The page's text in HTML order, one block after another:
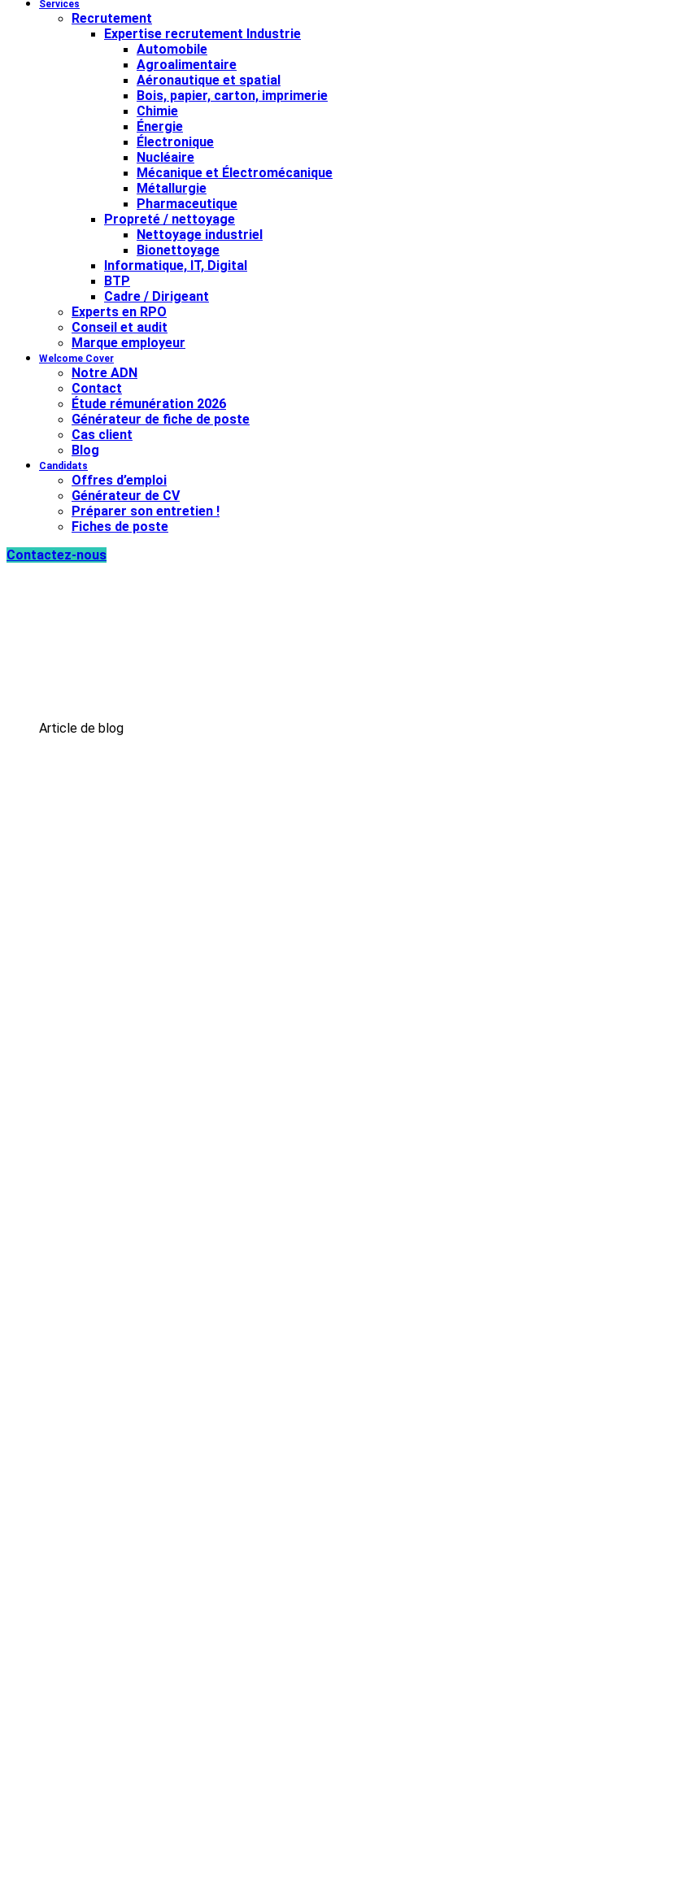
Services
Recrutement
Expertise recrutement Industrie
Automobile
Agroalimentaire
Aéronautique et spatial
Bois, papier, carton, imprimerie
Chimie
Énergie
Électronique
Nucléaire
Mécanique et Électromécanique
Métallurgie
Pharmaceutique
Propreté / nettoyage
Nettoyage industriel
Bionettoyage
Informatique, IT, Digital
BTP
Cadre / Dirigeant
Experts en RPO
Conseil et audit
Marque employeur
Welcome Cover
Notre ADN
Contact
Étude rémunération 2026
Générateur de fiche de poste
Cas client
Blog
Candidats
Offres d’emploi
Générateur de CV
Préparer son entretien !
Fiches de poste
Contactez-nous
Article de blog